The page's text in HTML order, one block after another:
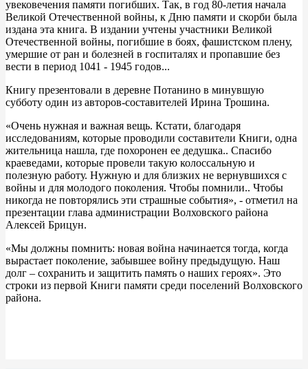
увековечения памяти погибших. Так, в год 80-летия начала
Великой Отечественной войны, к Дню памяти и скорби была
издана эта книга. В издании учтены участники Великой
Отечественной войны, погибшие в боях, фашистском плену,
умершие от ран и болезней в госпиталях и пропавшие без
вести в период 1041 - 1945 годов...
Книгу презентовали в деревне Потанино в минувшую
субботу один из авторов-составителей Ирина Трошина.
«Очень нужная и важная вещь. Кстати, благодаря
исследованиям, которые проводили составители Книги, одна
жительница нашла, где похоронен ее дедушка.. Спасибо
краеведами, которые провели такую колоссальную и
полезную работу. Нужную и для близких не вернувшихся с
войны и для молодого поколения. Чтобы помнили.. Чтобы
никогда не повторялись эти страшные события», - отметил на
презентации глава администрации Волховского района
Алексей Брицун.
«Мы должны помнить: новая война начинается тогда, когда
вырастает поколение, забывшее войну предыдущую. Наш
долг – сохранить и защитить память о наших героях». Это
строки из первой Книги памяти среди поселений Волховского
района.